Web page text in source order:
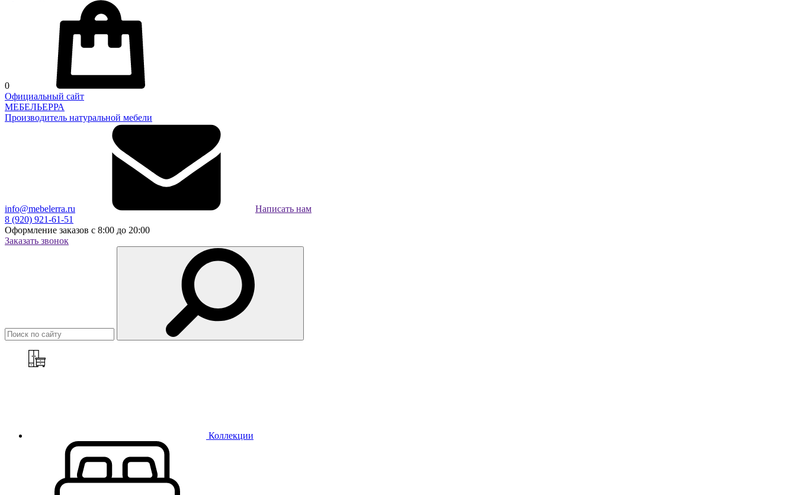
0
Официальный сайт
МЕБЕЛЬЕРРА
Производитель натуральной мебели
info@mebelerra.ru
Написать нам
8 (920) 921-61-51
Оформление заказов с 8:00 до 20:00
Заказать звонок
Коллекции